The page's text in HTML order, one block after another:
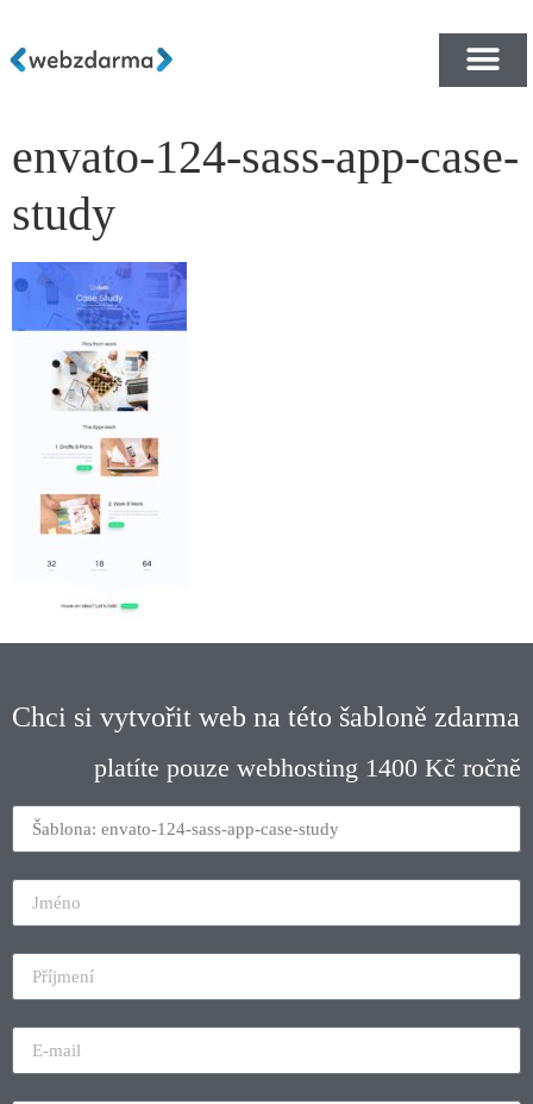
envato-124-sass-app-case-
study
Chci si vytvořit web na této šabloně zdarma
platíte pouze webhosting 1400 Kč ročně